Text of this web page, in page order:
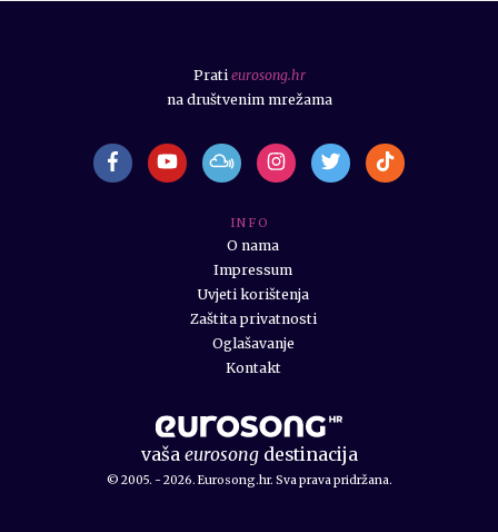
vaša eurosongdestinacija
© 2005. - 2026. Eurosong.hr. Sva prava pridržana.
I N F O
O nama
Impressum
Uvjeti korištenja
Zaštita privatnosti
Oglašavanje
Kontakt
Prati eurosong.hr
na društvenim mrežama